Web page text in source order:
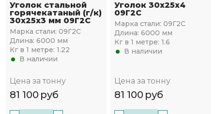
Уголок стальной
горячекатаный (г/к)
30х25x3 мм 09Г2С
Марка стали: 09Г2С
Длина: 6000 мм
Кг в 1 метре: 1.22
В наличии
Цена за тонну
81 100 руб
Уголок 30х25х4
09Г2С
Марка стали: 09Г2С
Длина: 6000 мм
Кг в 1 метре: 1.6
В наличии
Цена за тонну
81 100 руб